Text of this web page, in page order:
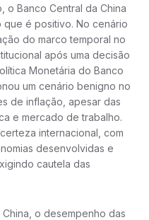
o Banco Central da China
é positivo. No cenário
do marco temporal no
após uma decisão
Monetária do Banco
um cenário benigno no
de inflação, apesar das
e mercado de trabalho.
internacional, com
desenvolvidas e
cautela das
o desempenho das